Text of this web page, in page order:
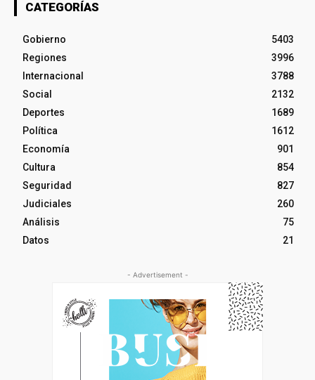
CATEGORÍAS
Gobierno
5403
Regiones
3996
Internacional
3788
Social
2132
Deportes
1689
Política
1612
Economía
901
Cultura
854
Seguridad
827
Judiciales
260
Análisis
75
Datos
21
- Advertisement -